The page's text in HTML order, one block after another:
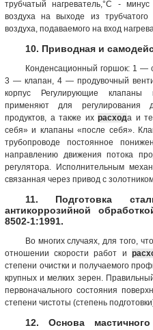
трубчатый нагреватель,°С -
воздуха на выходе из
воздуха, подаваемого на вход
10. Приводная и
Конденсационный горшок: 1 —
3 — клапан, 4 — продувочный
корпус Регулирующие клапаны
применяют для регулирования
продуктов, а также ихрасхода и
себя» и клапаны «после себя».
трубопроводе постоянное
направлению движения потока
регулятора. Исполнительным
связанная через привод с
11. Подготовка
антикоррозийной
8502-1:1991.
Во многих случаях, для того,
отношении скорости работ и
степени очистки и получаемого
крупных и мелких зерен.
первоначального состояния
степени чистоты (степень
12. Основа